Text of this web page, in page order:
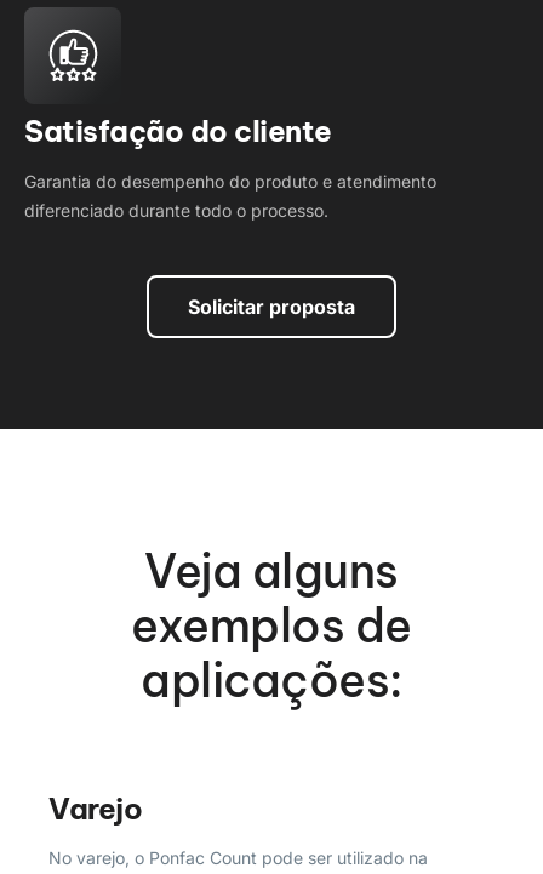
Satisfação do cliente
Garantia do desempenho do produto e atendimento
diferenciado durante todo o processo.
Solicitar proposta
Veja alguns
exemplos de
aplicações:
Varejo
No varejo, o Ponfac Count pode ser utilizado na